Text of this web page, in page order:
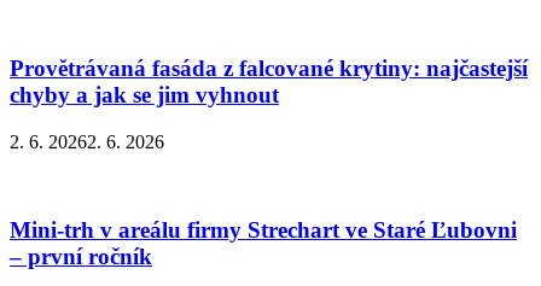
Provětrávaná fasáda z falcované krytiny: najčastejší
chyby a jak se jim vyhnout
2. 6. 20262. 6. 2026
Mini-trh v areálu firmy Strechart ve Staré Ľubovni
– první ročník